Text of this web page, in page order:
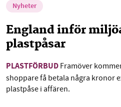
Nyheter
England inför
plastpåsar
PLASTFÖRBUD Framöver
shoppare få betala några kronor
plastpåse i affären.